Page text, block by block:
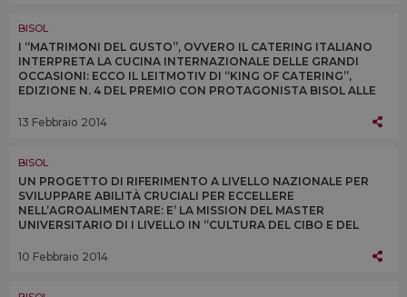
BISOL
I “MATRIMONI DEL GUSTO”, OVVERO IL CATERING ITALIANO
INTERPRETA LA CUCINA INTERNAZIONALE DELLE GRANDI
OCCASIONI: ECCO IL LEITMOTIV DI “KING OF CATERING”,
EDIZIONE N. 4 DEL PREMIO CON PROTAGONISTA BISOL ALLE
13 Febbraio 2014
BISOL
UN PROGETTO DI RIFERIMENTO A LIVELLO NAZIONALE PER
SVILUPPARE ABILITÀ CRUCIALI PER ECCELLERE
NELL’AGROALIMENTARE: E’ LA MISSION DEL MASTER
UNIVERSITARIO DI I LIVELLO IN “CULTURA DEL CIBO E DEL
10 Febbraio 2014